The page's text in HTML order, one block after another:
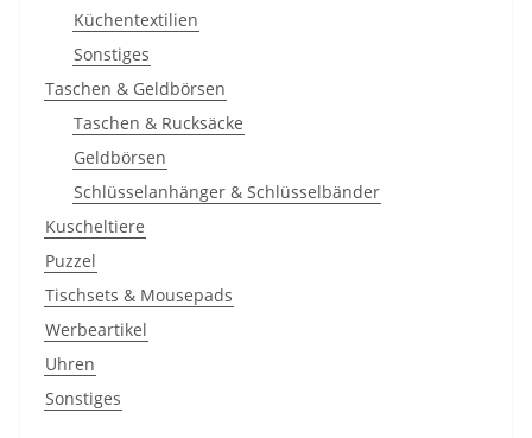
Küchentextilien
Sonstiges
Taschen & Geldbörsen
Taschen & Rucksäcke
Geldbörsen
Schlüsselanhänger & Schlüsselbänder
Kuscheltiere
Puzzel
Tischsets & Mousepads
Werbeartikel
Uhren
Sonstiges